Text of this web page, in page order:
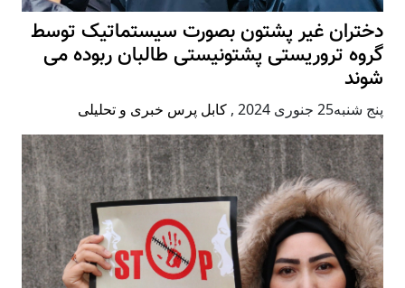
دختران غیر پشتون بصورت سیستماتیک توسط
گروه تروریستی پشتونیستی طالبان ربوده می
شوند
پنج شنبه25 جنوری 2024 , کابل پرس خبری و تحلیلی